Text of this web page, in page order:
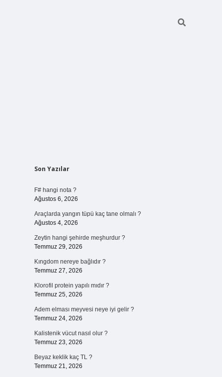
Sidebar
Son Yazılar
F# hangi nota ?
Ağustos 6, 2026
Araçlarda yangın tüpü kaç tane olmalı ?
Ağustos 4, 2026
Zeytin hangi şehirde meşhurdur ?
Temmuz 29, 2026
Kıngdom nereye bağlıdır ?
Temmuz 27, 2026
Klorofil protein yapılı mıdır ?
Temmuz 25, 2026
Adem elması meyvesi neye iyi gelir ?
Temmuz 24, 2026
Kalistenik vücut nasıl olur ?
Temmuz 23, 2026
Beyaz keklik kaç TL ?
Temmuz 21, 2026